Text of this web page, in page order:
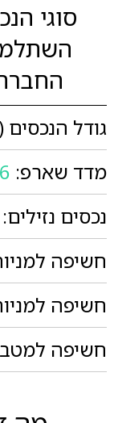
סוגי
גודל הנכסים
מדד שארפ:
נכסים נזילים:
חשיפה
חשיפה
חשיפה